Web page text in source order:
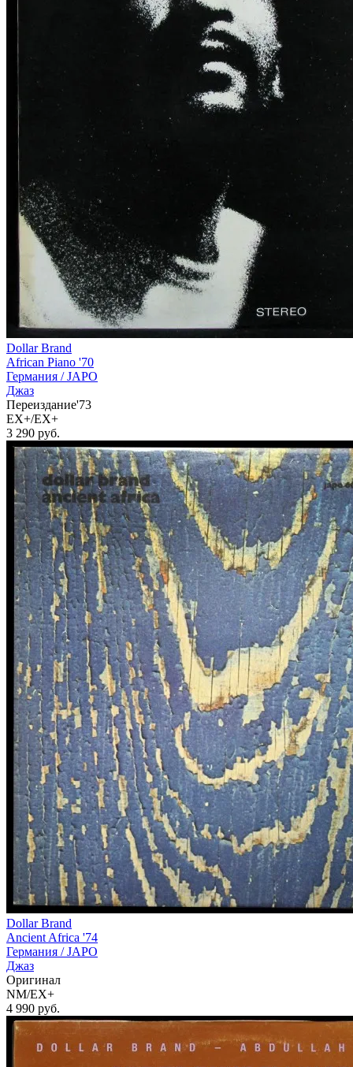
Dollar Brand
African Piano '70
Германия /JAPO
Джаз
Переиздание'73
EX+/EX+
3 290 руб.
Dollar Brand
Ancient Africa '74
Германия /JAPO
Джаз
Оригинал
NM/EX+
4 990 руб.